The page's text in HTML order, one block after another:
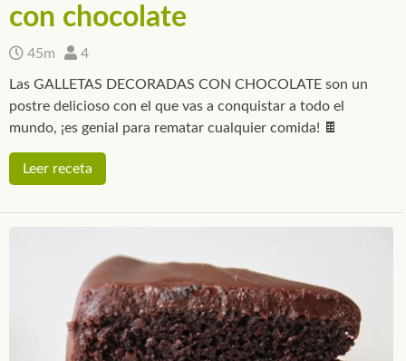
con chocolate
45m 4
Las GALLETAS DECORADAS CON CHOCOLATE son un
postre delicioso con el que vas a conquistar a todo el
mundo, ¡es genial para rematar cualquier comida! 🍫
Leer receta